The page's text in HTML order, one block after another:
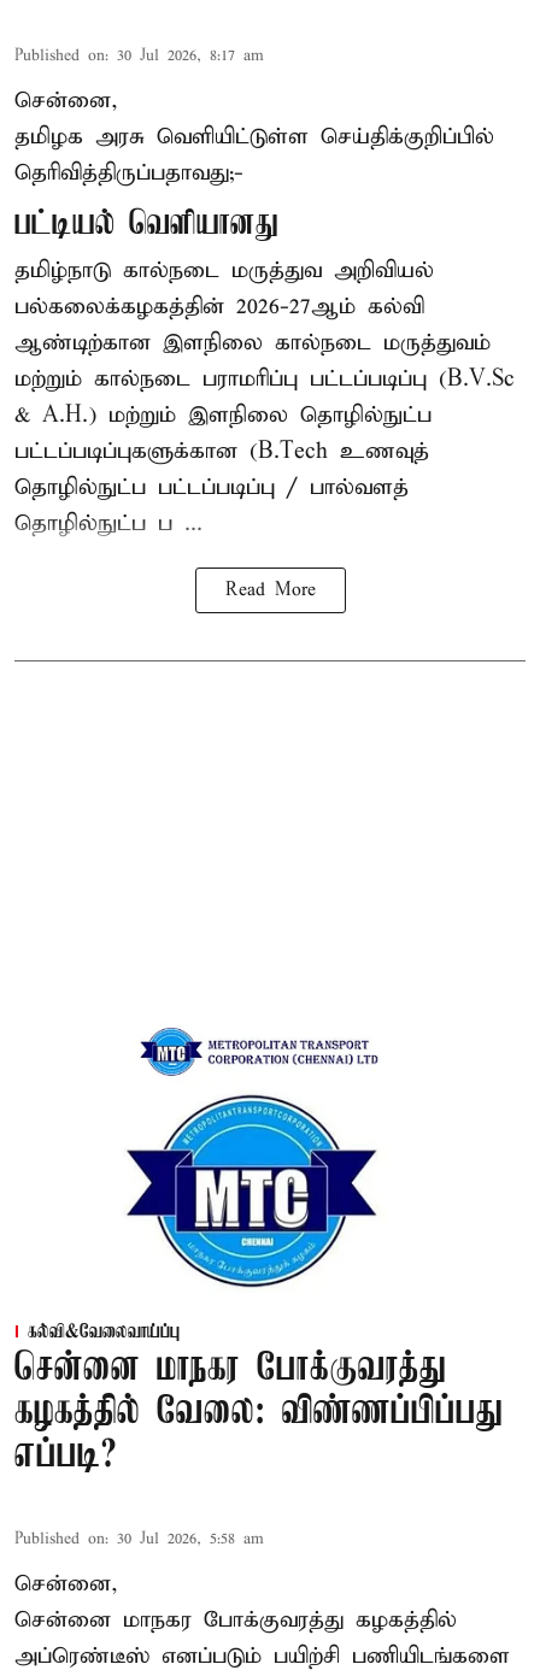
Published on: 30 Jul 2026, 8:17 am
சென்னை,
தமிழக அரசு வெளியிட்டுள்ள செய்திக்குறிப்பில்
தெரிவித்திருப்பதாவது;-
பட்டியல் வெளியானது
தமிழ்நாடு கால்நடை மருத்துவ அறிவியல்
பல்கலைக்கழகத்தின் 2026-27ஆம் கல்வி
ஆண்டிற்கான இளநிலை கால்நடை மருத்துவம்
மற்றும் கால்நடை பராமரிப்பு பட்டப்படிப்பு (B.V.Sc
& A.H.) மற்றும் இளநிலை தொழில்நுட்ப
பட்டப்படிப்புகளுக்கான (B.Tech உணவுத்
தொழில்நுட்ப பட்டப்படிப்பு / பால்வளத்
தொழில்நுட்ப ப ...
Read More
கல்வி&வேலைவாய்ப்பு
சென்னை மாநகர போக்குவரத்து
கழகத்தில் வேலை: விண்ணப்பிப்பது
எப்படி?
Published on: 30 Jul 2026, 5:58 am
சென்னை,
சென்னை மாநகர போக்குவரத்து கழகத்தில்
அப்ரெண்டீஸ் எனப்படும் பயிற்சி பணியிடங்களை